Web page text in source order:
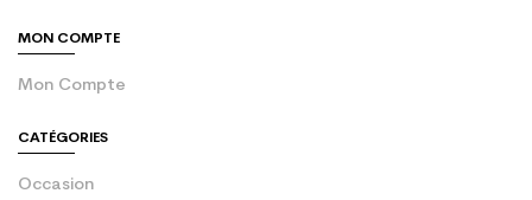
MON COMPTE
Mon Compte
CATÉGORIES
Occasion